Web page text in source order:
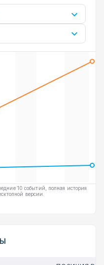
10 событий, полная история
версии.